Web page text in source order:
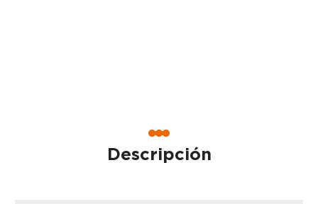
Descripción